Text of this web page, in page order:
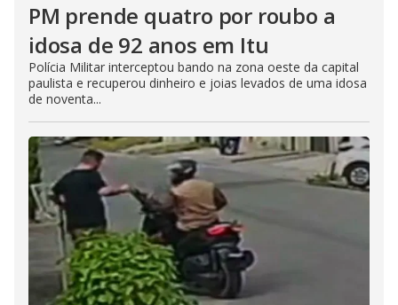
PM prende quatro por roubo a
idosa de 92 anos em Itu
Polícia Militar interceptou bando na zona oeste da capital
paulista e recuperou dinheiro e joias levados de uma idosa
de noventa...